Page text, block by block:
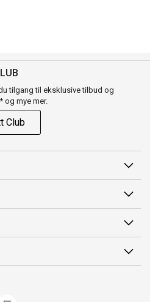
tilgang til eksklusive tilbud og
og mye mer.
Club